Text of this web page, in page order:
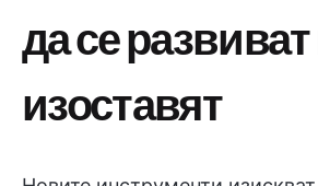
да се развиват
изоставят